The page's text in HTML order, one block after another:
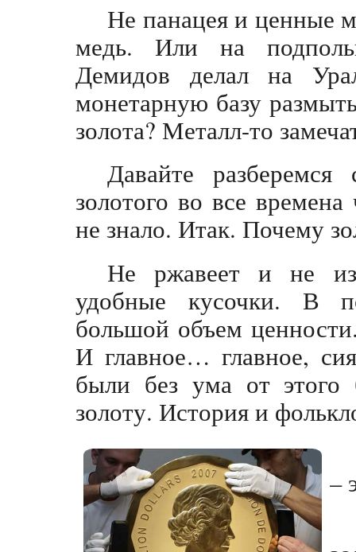
Не панацея и ценные
медь. Или на
Демидов делал на
монетарную базу
золота? Металл-то
Давайте
золотого во все
не знало. Итак. Почему
Не ржавеет и не
удобные кусочки. В
большой объем
И главное… главное,
были без ума от этого
золоту. История и
–